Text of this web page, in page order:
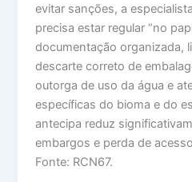
evitar sanções, a
precisa estar regular “no
documentação organizada,
descarte correto de
outorga de uso da água e
específicas do bioma e do
antecipa reduz
embargos e perda de
Fonte: RCN67.